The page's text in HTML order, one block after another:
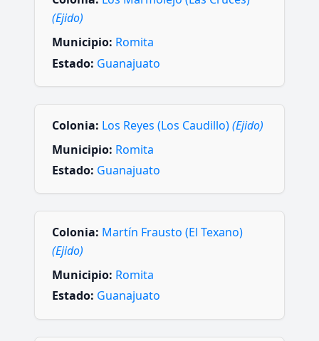
(Ejido)
Municipio: Romita
Estado: Guanajuato
Colonia: Los Reyes (Los Caudillo)(Ejido)
Municipio: Romita
Estado: Guanajuato
Colonia: Martín Frausto (El Texano)
(Ejido)
Municipio: Romita
Estado: Guanajuato